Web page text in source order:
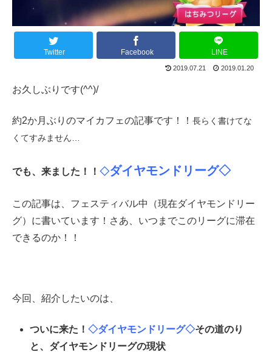
Twitter Facebook LINE
2019.07.21 2019.01.20
お久しぶりです(^^)/
約2か月ぶりのマイカフェの記事です！！ 長らく書けてな
くてすみません…
でも、来ました！！ ◇ダイヤモンドリーグ◇
この記事は、フェスティバル中（現在ダイヤモンドリー
グ）に書いています！さあ、いつまでこのリーグに滞在
できるのか！！
今回、紹介したいのは、
ついに来た！◇ダイヤモンドリーグ◇その道のり
と、ダイヤモンドリーグの現状